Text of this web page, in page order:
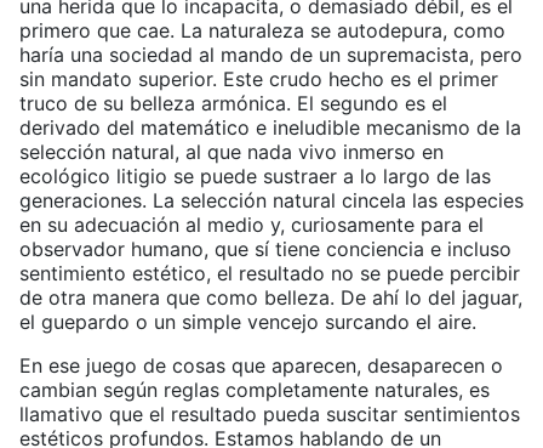
una herida que lo incapacita, o demasiado débil, es el
primero que cae. La naturaleza se autodepura, como
haría una sociedad al mando de un supremacista, pero
sin mandato superior. Este crudo hecho es el primer
truco de su belleza armónica. El segundo es el
derivado del matemático e ineludible mecanismo de la
selección natural, al que nada vivo inmerso en
ecológico litigio se puede sustraer a lo largo de las
generaciones. La selección natural cincela las especies
en su adecuación al medio y, curiosamente para el
observador humano, que sí tiene conciencia e incluso
sentimiento estético, el resultado no se puede percibir
de otra manera que como belleza. De ahí lo del jaguar,
el guepardo o un simple vencejo surcando el aire.
En ese juego de cosas que aparecen, desaparecen o
cambian según reglas completamente naturales, es
llamativo que el resultado pueda suscitar sentimientos
estéticos profundos. Estamos hablando de un